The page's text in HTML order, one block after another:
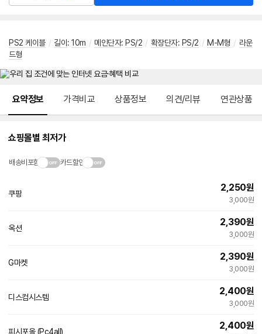
PS2 케이블 / 길이 : 10m / 메인단자: PS/2 / 확장단자: PS/2 / M-M형 / 라운
드형
요약정보 가격비교 상품정보 의견/리뷰 연관상품
쇼핑몰별 최저가
배송비포함 카드할인
쿠팡
2,250원
3,000원
옥션
2,390원
3,000원
G마켓
2,390원
3,000원
디스컴시스템
페
2,400원
3,000원
피시포올 (Pc4all)
2,400원